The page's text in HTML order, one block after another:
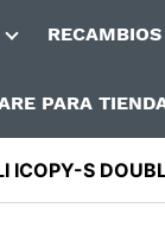
PARA
ICOPY-S